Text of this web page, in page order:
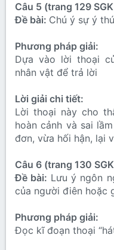
Câu 5 (trang 129
Đề bài: Chú ý sự ý
Phương pháp giải:
Dựa vào lời thoại
nhân vật để trả lời
Lời giải chi tiết:
Lời thoại này cho
hoàn cảnh và sai
đơn, vừa hối hận, lại
Câu 6 (trang 130
Đề bài: Lưu ý ngôn
của người điên hoặc
Phương pháp giải:
Đọc kĩ đoạn thoại